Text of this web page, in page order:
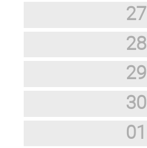
27
28
29
30
01